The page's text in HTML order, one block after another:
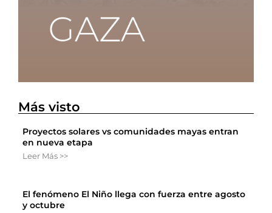
Más visto
Proyectos solares vs comunidades mayas entran
en nueva etapa
Leer Más >>
El fenómeno El Niño llega con fuerza entre agosto
y octubre